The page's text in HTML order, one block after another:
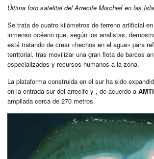
Última foto satelital del Arrecife Mischief en las
Se trata de cuatro kilómetros de terreno artificial
inmenso océano que, según los analistas,
está tratando de crear «hechos en el agua» para
territorial, tras movilizar una gran flota de barcos
especializados y recursos humanos a la zona.
La plataforma construida en el sur ha sido
en la entrada sur del arrecife y , de acuerdo a AMTI
ampliada cerca de 270 metros.